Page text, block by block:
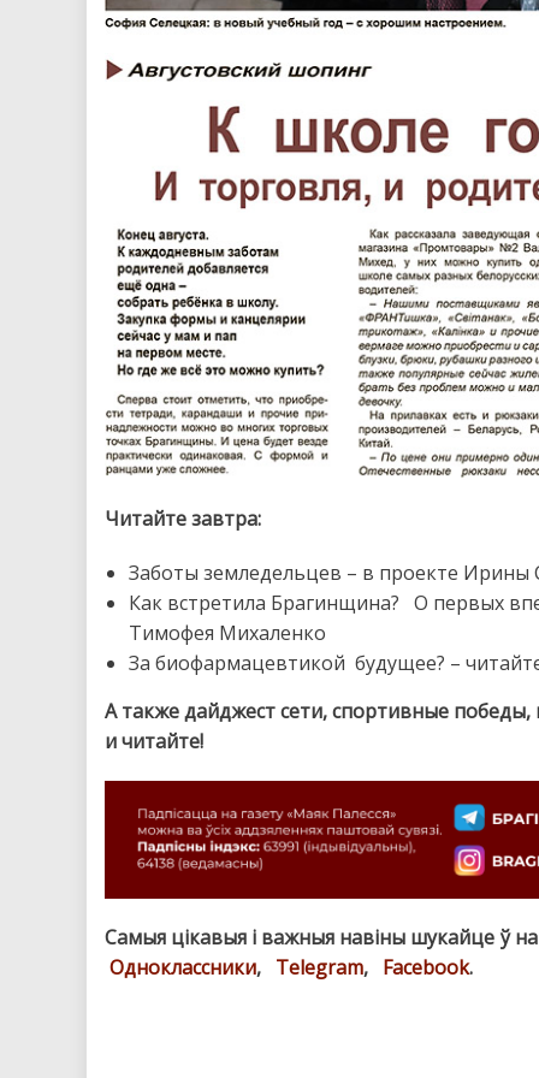
Читайте завтра:
Заботы земледельцев – в проекте Ирины
Как встретила Брагинщина? О первых
Тимофея Михаленко
За биофармацевтикой будущее? –
А также дайджест сети, спортивные
и читайте!
Самыя цікавыя і важныя навіны шукайце ў
Одноклассники, Telegram, Facebook.